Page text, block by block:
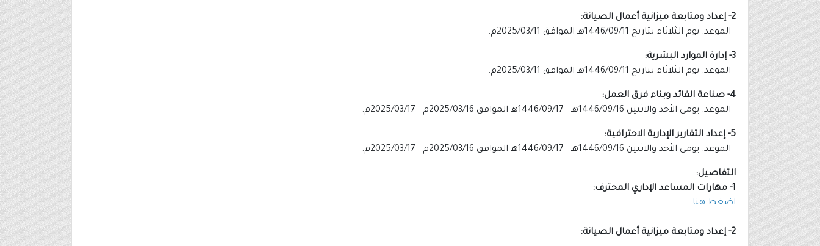
2- إعداد ومتابعة ميزانية أعمال الصيانة:
- الموعد: يوم الثلاثاء بتاريخ 1446/09/11هـ الموافق 2025/03/11م.
3- إدارة الموارد البشرية:
- الموعد: يوم الثلاثاء بتاريخ 1446/09/11هـ الموافق 2025/03/11م.
4- صناعة القائد وبناء فرق العمل:
- الموعد: يومي الأحد والاثنين 1446/09/16هـ - 1446/09/17هـ الموافق 2025/03/16م - 2025/03/17م.
5- إعداد التقارير الإدارية الاحترافية:
- الموعد: يومي الأحد والاثنين 1446/09/16هـ - 1446/09/17هـ الموافق 2025/03/16م - 2025/03/17م.
التفاصيل:
1- مهارات المساعد الإداري المحترف:
اضغط هنا
2- إعداد ومتابعة ميزانية أعمال الصيانة: